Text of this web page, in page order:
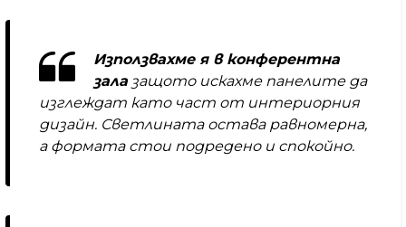
Използвахме я в конферентна
зала защото искахме панелите да
изглеждат като част от интериорния
дизайн. Светлината остава равномерна,
а формата стои подредено и спокойно.